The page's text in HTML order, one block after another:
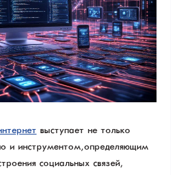
выступает не только
и инструментом, определяющим
социальных связей,